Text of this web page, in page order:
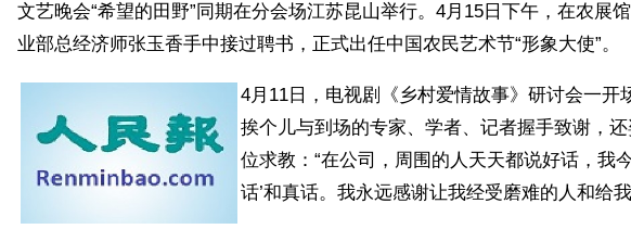
文艺晚会“希望的田野”同期在分会场江苏昆山举行。4月15日下午，在农展
业部总经济师张玉香手中接过聘书，正式出任中国农民艺术节“形象大使”。
4月11日，电视剧《乡村爱情故事》研讨会一开
挨个儿与到场的专家、学者、记者握手致谢，
位求教：“在公司，周围的人天天都说好话，我
话’和真话。我永远感谢让我经受磨难的人和给